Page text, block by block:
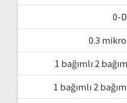
0-
0.3
1 bağımlı 2
1 bağımlı 2